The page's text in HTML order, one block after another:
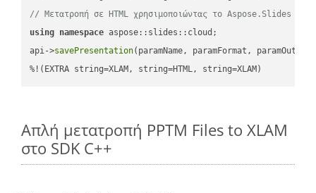
// Μετατροπή σε HTML χρησιμοποιώντας το Aspose.Slides
using namespace aspose::slides::cloud;
api->savePresentation(paramName, paramFormat,
%!(EXTRA string=XLAM, string=HTML, string=XLAM)
Απλή μετατροπή PPTM Files to XLAM
στο SDK C++